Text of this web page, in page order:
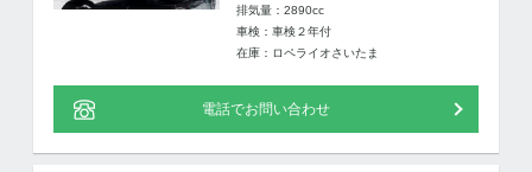
排気量：2890cc
車検：車検２年付
在庫：ロペライオさいたま
電話でお問い合わせ